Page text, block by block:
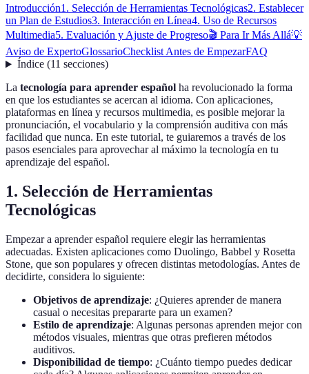
Introducción1. Selección de Herramientas Tecnológicas2. Establecer
un Plan de Estudios3. Interacción en Línea4. Uso de Recursos
Multimedia5. Evaluación y Ajuste de Progreso🎬 Para Ir Más Allá💡
Aviso de ExpertoGlossarioChecklist Antes de EmpezarFAQ
Índice(11 secciones)
La tecnología para aprender español ha revolucionado la forma
en que los estudiantes se acercan al idioma. Con aplicaciones,
plataformas en línea y recursos multimedia, es posible mejorar la
pronunciación, el vocabulario y la comprensión auditiva con más
facilidad que nunca. En este tutorial, te guiaremos a través de los
pasos esenciales para aprovechar al máximo la tecnología en tu
aprendizaje del español.
1. Selección de Herramientas
Tecnológicas
Empezar a aprender español requiere elegir las herramientas
adecuadas. Existen aplicaciones como Duolingo, Babbel y Rosetta
Stone, que son populares y ofrecen distintas metodologías. Antes de
decidirte, considera lo siguiente:
Objetivos de aprendizaje: ¿Quieres aprender de manera
casual o necesitas prepararte para un examen?
Estilo de aprendizaje: Algunas personas aprenden mejor con
métodos visuales, mientras que otras prefieren métodos
auditivos.
Disponibilidad de tiempo: ¿Cuánto tiempo puedes dedicar